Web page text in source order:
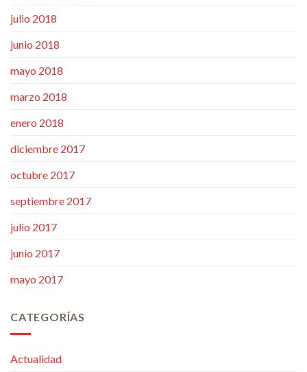
julio 2018
junio 2018
mayo 2018
marzo 2018
enero 2018
diciembre 2017
octubre 2017
septiembre 2017
julio 2017
junio 2017
mayo 2017
CATEGORÍAS
Actualidad